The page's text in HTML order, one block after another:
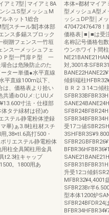
アミ7型￨マイアミ8A
シユS型メッシュM
ルネット1総合
[スチール製]本体部
ンス多錫スブロック
贈フェンス一竹垣
ンス一メッシュフェ
Ｐ型一門扉Ｐ型 一
合は危険防止のた
ター単価●水平直線
平直線100m以下、
は、価格表より拾い
共通ibOUメ:じUUメ
寸法・仕様部
タテ緑材は径)め
ステル静電粉体塗録
畢)ぁ3.8柱柱材スチ
,38×tl.6高打500・
リエステル静電粉体
柱全具閣柱用金具
t2.3柱キャップ
。1800用あ
本体=都材マイア
型メッシュA型
ッシュDP型￨メ
470472476478！
価格表￨■￨■は受
名称記号価格包
ウンホワイト間
対,3001本
傾斜端柱
ＢＲ２３14コ傾
受17コ値
升受12コ傾斜
MFBR32¥4,4001
SFBR23Br半
型本体1200炉
SFBR24BFDR24